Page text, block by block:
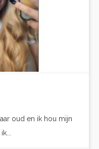
oud en ik hou mijn